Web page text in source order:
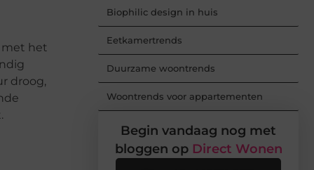
met het
droog,
Biophilic design in huis
Eetkamertrends
Duurzame woontrends
Woontrends voor appartementen
Begin vandaag nog met
bloggen op Direct Wonen